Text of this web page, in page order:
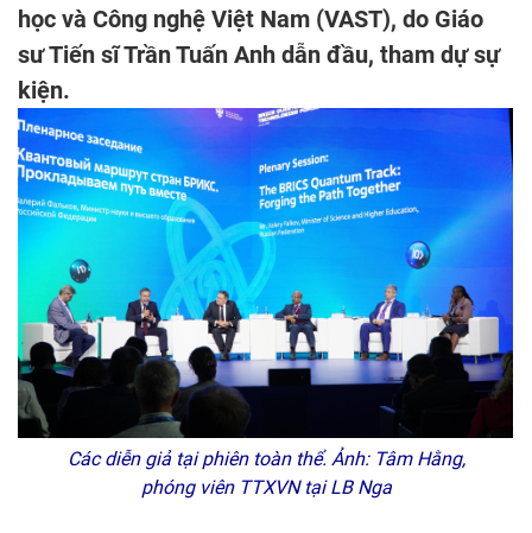
học và Công nghệ Việt Nam (VAST), do Giáo
sư Tiến sĩ Trần Tuấn Anh dẫn đầu, tham dự sự
kiện.
Các diễn giả tại phiên toàn thể. Ảnh: Tâm Hằng,
phóng viên TTXVN tại LB Nga